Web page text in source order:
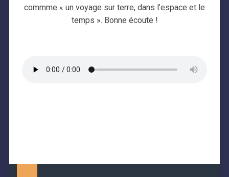
commme « un voyage sur terre, dans l’espace et le
temps ». Bonne écoute !